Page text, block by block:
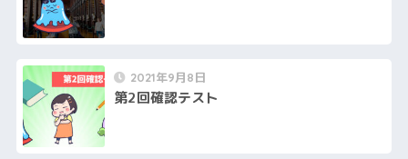
2021年9月8日
第2回確認テスト